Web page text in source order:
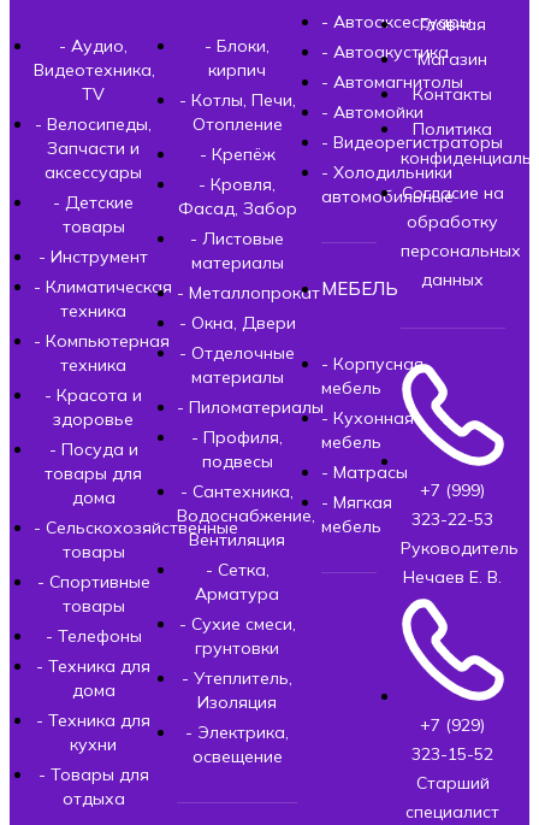
- Аудио,
Видеотехника,
TV
- Велосипеды,
Запчасти и
аксессуары
- Детские
товары
- Инструмент
- Климатическая
техника
- Компьютерная
техника
- Красота и
здоровье
- Посуда и
товары для
дома
- Сельскохозяйственные
товары
- Спортивные
товары
- Телефоны
- Техника для
дома
- Техника для
кухни
- Товары для
отдыха
- Блоки,
кирпич
- Котлы, Печи,
Отопление
- Крепёж
- Кровля,
Фасад, Забор
- Листовые
материалы
- Металлопрокат
- Окна, Двери
- Отделочные
материалы
- Пиломатериалы
- Профиля,
подвесы
- Сантехника,
Водоснабжение,
Вентиляция
- Сетка,
Арматура
- Сухие смеси,
грунтовки
- Утеплитель,
Изоляция
- Электрика,
освещение
- Автоаксессуары
- Автоакустика
- Автомагнитолы
- Автомойки
- Видеорегистраторы
- Холодильники
автомобильные
МЕБЕЛЬ
- Корпусная
мебель
- Кухонная
мебель
- Матрасы
- Мягкая
мебель
Главная
Магазин
Контакты
Политика
Согласие на
обработку
персональных
данных
+7 (999)
323-22-53
Руководитель
Нечаев Е. В.
+7 (929)
323-15-52
Старший
специалист